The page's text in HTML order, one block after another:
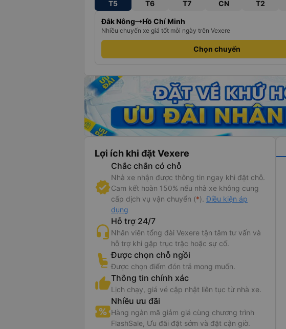
T5 T6 T7 CN T2
Đắk Nông Hồ Chí Minh
Nhiều chuyến xe giá tốt mỗi ngày trên Vexere
Chọn chuyến
Lợi ích khi đặt Vexere
Chắc chắn có chỗ
Nhà xe nhận được thông tin ngay khi đặt chỗ.
Cam kết hoàn 150% nếu nhà xe không cung
cấp dịch vụ vận chuyển (*). Điều kiện áp
dụng
Hỗ trợ 24/7
Nhân viên tổng đài Vexere tận tâm tư vấn và
hỗ trợ khi gặp trục trặc hoặc sự cố.
Được chọn chỗ ngồi
Được chọn điểm đón trả mong muốn.
Thông tin chính xác
Lịch chạy, giá vé cập nhật liên tục từ nhà xe.
Nhiều ưu đãi
Hàng ngàn mã giảm giá cùng chương trình
FlashSale, Ưu đãi đặt sớm và đặt cận giờ.